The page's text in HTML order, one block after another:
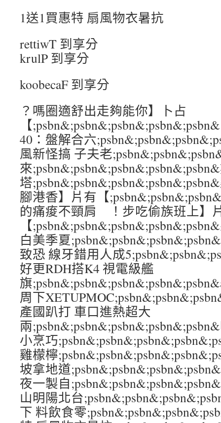
1送1買惠特 扇風物衣暑抗
rettiwT 到享分
krulP 到享分
koobecaF 到享分
？嗎圈適舒出走夠能你】卜占
【
40：盤解合六
風新怪搞 子夫老
來
塔
腳港香】片有【
的痛痠不頸肩 ！步吃偷族班上】
【
白美季夏
致恐 線牙錯用人成
好更RDH搭K4 視電級艦
旗
周下
產國趴打 車口進熱超大
兩
小烹巧
雞檬檸
坡拿地道
夜一製自
山明陽北台
下 料飲食零